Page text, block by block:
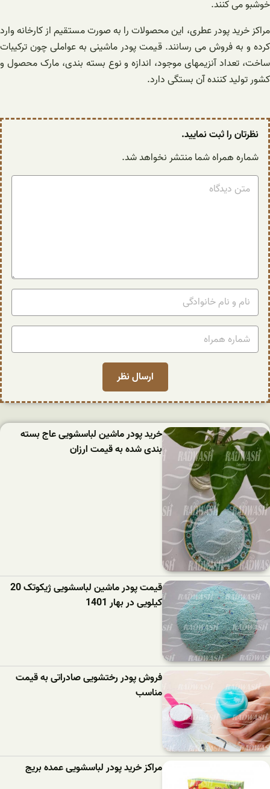
خوشبو می کنند.
مراکز خرید پودر عطری، این محصولات را به صورت مستقیم از کارخانه وارد
کرده و به فروش می رسانند. قیمت پودر ماشینی به عواملی چون ترکیبات
ساخت، تعداد آنزیمهای موجود، اندازه و نوع بسته بندی، مارک محصول و
کشور تولید کننده آن بستگی دارد.
نظرتان را ثبت نمایید.
شماره همراه شما منتشر نخواهد شد.
خرید پودر ماشین لباسشویی عاج بسته
بندی شده به قیمت ارزان
قیمت پودر ماشین لباسشویی ژیکوتک 20
کیلویی در بهار 1401
فروش پودر رختشویی صادراتی به قیمت
مناسب
مراکز خرید پودر لباسشویی عمده بریج